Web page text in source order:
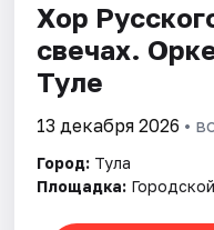
Хор
свечах.
Туле
13 декабря 2026 •
Город: Тула
Площадка: